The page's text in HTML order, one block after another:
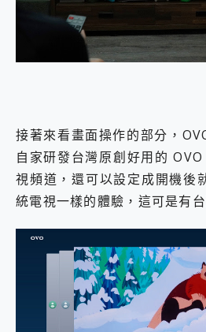
接著來看畫面操作的部分，
自家研發台灣原創好用的
視頻道，還可以設定成開機後
統電視一樣的體驗，這可是有